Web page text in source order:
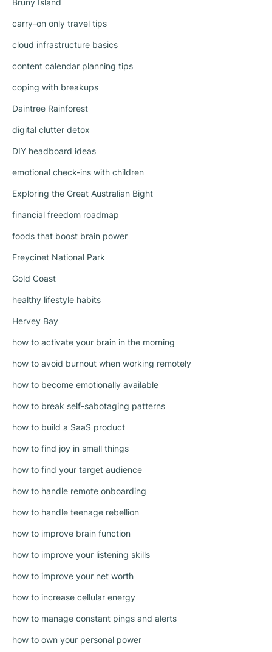
Bruny Island
carry-on only travel tips
cloud infrastructure basics
content calendar planning tips
coping with breakups
Daintree Rainforest
digital clutter detox
DIY headboard ideas
emotional check-ins with children
Exploring the Great Australian Bight
financial freedom roadmap
foods that boost brain power
Freycinet National Park
Gold Coast
healthy lifestyle habits
Hervey Bay
how to activate your brain in the morning
how to avoid burnout when working remotely
how to become emotionally available
how to break self-sabotaging patterns
how to build a SaaS product
how to find joy in small things
how to find your target audience
how to handle remote onboarding
how to handle teenage rebellion
how to improve brain function
how to improve your listening skills
how to improve your net worth
how to increase cellular energy
how to manage constant pings and alerts
how to own your personal power